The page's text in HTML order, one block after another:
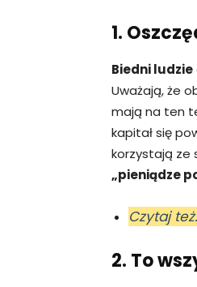
1.
Biedni ludzie
Uważają, że
mają na ten
kapitał się
korzystają ze
„pieniądze
Czytaj
2. To